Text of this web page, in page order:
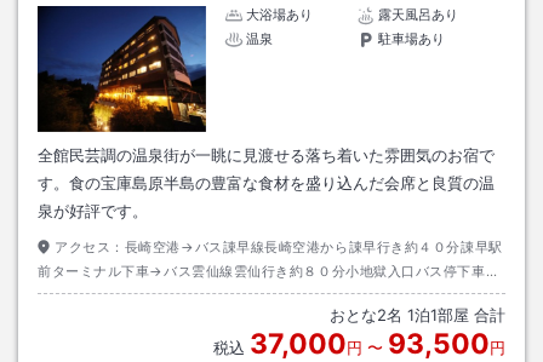
大浴場あり
露天風呂あり
温泉
駐車場あり
全館民芸調の温泉街が一眺に見渡せる落ち着いた雰囲気のお宿で
す。食の宝庫島原半島の豊富な食材を盛り込んだ会席と良質の温
泉が好評です。
アクセス： 長崎空港→バス諌早線長崎空港から諌早行き約４０分諌早駅
前ターミナル下車→バス雲仙線雲仙行き約８０分小地獄入口バス停下車→
徒歩すぐ
おとな2名 1泊1部屋 合計
税込 37,000円 〜 93,500円